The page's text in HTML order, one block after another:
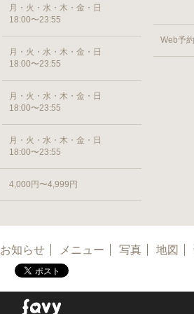
月・火・水・木・金・日
18:00〜23:55
月・火・水・木・金・日
18:00〜23:55
月・火・水・木・金・日
18:00〜23:55
月・火・水・木・金・日
18:00〜23:55
4,000円〜4,999円
Web予約
お知らせ メニュー 写真 地図